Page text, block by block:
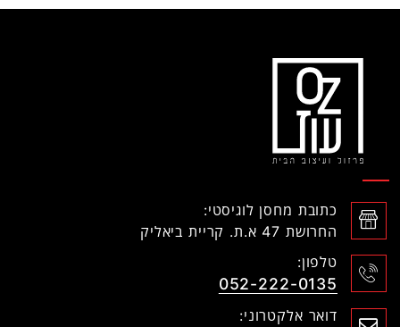
כתובת מחסן לוגיסטי:
החרושת 47 א.ת. קריית ביאליק
טלפון:
052-222-0135
דואר אלקטרוני: